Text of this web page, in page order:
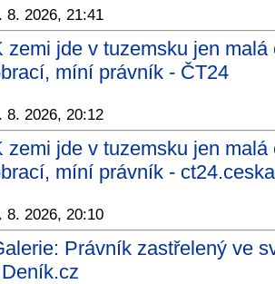
8. 2026, 21:41
zemi jde v tuzemsku jen
míní právník - ČT24
8. 2026, 20:12
zemi jde v tuzemsku jen
míní právník -
8. 2026, 20:10
Právník zastřelený ve